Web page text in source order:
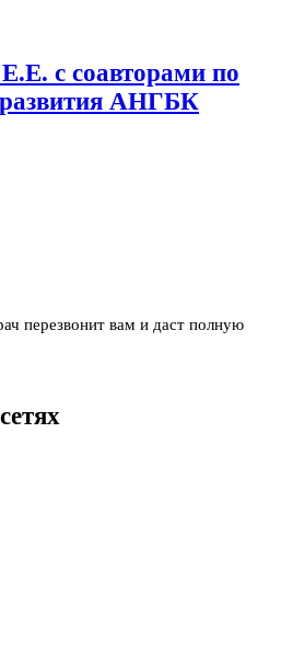
с соавторами по
развития АНГБК
перезвонит вам и даст полную